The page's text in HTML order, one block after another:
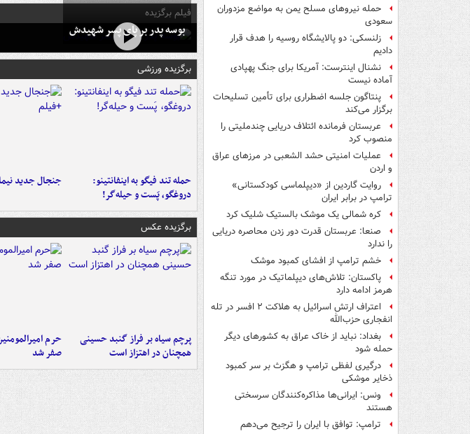
حمله نیروهای مسلح یمن به مواضع مزدوران
سعودی
زلنسکی: دو پالایشگاه روسیه را هدف قرار
دادیم
نشنال اینترست: آمریکا برای جنگ پهپادی
آماده نیست
پنتاگون جلسه اضطراری برای تأمین تسلیحات
برگزار می‌کند
عربستان فرمانده ائتلاف دریایی چندملیتی را
منصوب کرد
عملیات امنیتی حشد الشعبی در مرزهای عراق
و اردن
روایت گاردین از «دیپلماسی کودکستانی»
ترامپ در برابر ایران
کره شمالی یک موشک بالستیک شلیک کرد
صنعا: عربستان قدرت دور زدن محاصره دریایی
را ندارد
خشم ترامپ از افشای کمبود موشک
پاکستان: تلاش‌های دیپلماتیک در مورد تنگه
هرمز ادامه دارد
اعتراف ارتش اسرائیل به هلاکت ۲ افسر در تله
انفجاری حزب‌الله
بغداد: نباید از خاک عراق به کشورهای دیگر
حمله شود
درگیری لفظی ترامپ و هگزث بر سر کمبود
ذخایر موشکی
ونس: ایرانی‌ها مذاکره‌کنندگان سرسختی
هستند
ترامپ: توافق با ایران را ترجیح می‌دهم
فیلم برگزیده
بوسه‌ پدر بر پای پسر شهیدش
برگزیده ورزشی
حمله تند فیگو به اینفانتینو:
دروغگو، پَست‌ و حیله‌گر!
جنجال جدید
برگزیده عکس
پرچم سیاه بر فراز گنبد حسینی
همچنان در اهتزاز است
حرم
صفر شد